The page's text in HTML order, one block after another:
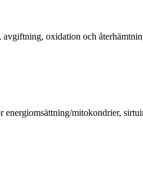
oxidation och
mitokondrier,